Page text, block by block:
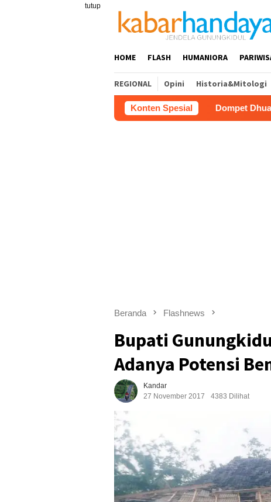
tutup
HOME FLASH HUMANIORA
REGIONAL Opini Historia&Mitologi
Konten Spesial
Dompet Dhuafa Salurkan 150
Beranda Flashnews
Bupati
Adanya Potensi
Kandar
27 November 2017
4383 Dilihat